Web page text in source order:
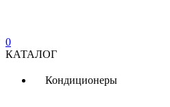
0
КАТАЛОГ
Кондиционеры